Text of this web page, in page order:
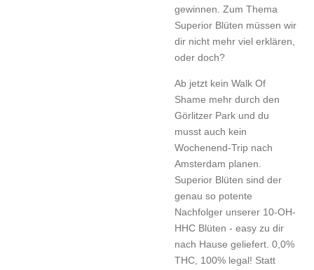
gewinnen. Zum Thema
Superior Blüten müssen wir
dir nicht mehr viel erklären,
oder doch?
Ab jetzt kein Walk Of
Shame mehr durch den
Görlitzer Park und du
musst auch kein
Wochenend-Trip nach
Amsterdam planen.
Superior Blüten sind der
genau so potente
Nachfolger unserer 10-OH-
HHC Blüten - easy zu dir
nach Hause geliefert. 0,0%
THC, 100% legal! Statt